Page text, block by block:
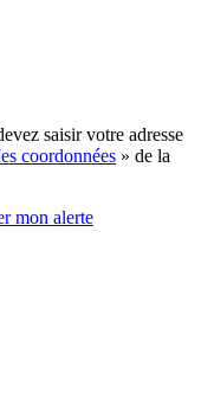
saisir votre adresse
coordonnées » de la
mon alerte